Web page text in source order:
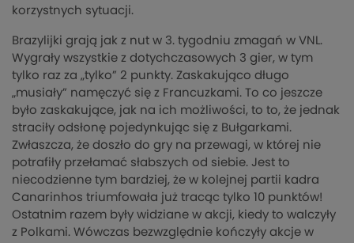
korzystnych sytuacji.
Brazylijki grają jak z nut w 3. tygodniu zmagań w VNL.
Wygrały wszystkie z dotychczasowych 3 gier, w tym
tylko raz za „tylko” 2 punkty. Zaskakująco długo
„musiały” namęczyć się z Francuzkami. To co jeszcze
było zaskakujące, jak na ich możliwości, to to, że jednak
straciły odsłonę pojedynkując się z Bułgarkami.
Zwłaszcza, że doszło do gry na przewagi, w której nie
potrafiły przełamać słabszych od siebie. Jest to
niecodzienne tym bardziej, że w kolejnej partii kadra
Canarinhos triumfowała już tracąc tylko 10 punktów!
Ostatnim razem były widziane w akcji, kiedy to walczyły
z Polkami. Wówczas bezwzględnie kończyły akcje w